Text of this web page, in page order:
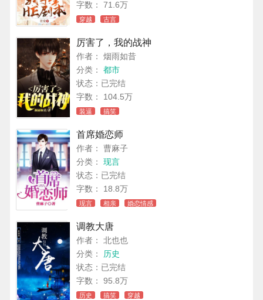
字数： 71.6万
穿越 古言
厉害了，我的战神
作者： 烟雨如昔
分类： 都市
状态：已完结
字数： 104.5万
装逼 搞笑
首席婚恋师
作者： 曹麻子
分类： 现言
状态：已完结
字数： 18.8万
现言 相亲 婚恋情感
调教大唐
作者： 北也也
分类：
历史
状态：已完结
字数： 95.8万
历史 搞笑 穿越